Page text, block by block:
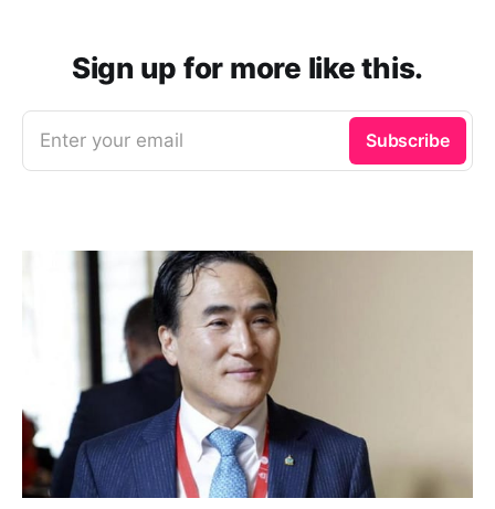
Sign up for more like this.
Enter your email Subscribe